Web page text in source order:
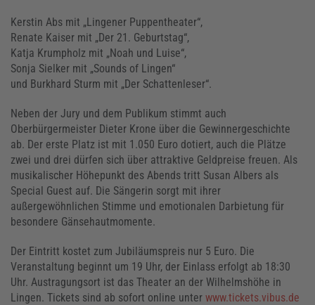
Kerstin Abs mit „Lingener Puppentheater“,
Renate Kaiser mit „Der 21. Geburtstag“,
Katja Krumpholz mit „Noah und Luise“,
Sonja Sielker mit „Sounds of Lingen“
und Burkhard Sturm mit „Der Schattenleser“.
Neben der Jury und dem Publikum stimmt auch
Oberbürgermeister Dieter Krone über die Gewinnergeschichte
ab. Der erste Platz ist mit 1.050 Euro dotiert, auch die Plätze
zwei und drei dürfen sich über attraktive Geldpreise freuen. Als
musikalischer Höhepunkt des Abends tritt Susan Albers als
Special Guest auf. Die Sängerin sorgt mit ihrer
außergewöhnlichen Stimme und emotionalen Darbietung für
besondere Gänsehautmomente.
Der Eintritt kostet zum Jubiläumspreis nur 5 Euro. Die
Veranstaltung beginnt um 19 Uhr, der Einlass erfolgt ab 18:30
Uhr. Austragungsort ist das Theater an der Wilhelmshöhe in
Lingen. Tickets sind ab sofort online unter www.tickets.vibus.de